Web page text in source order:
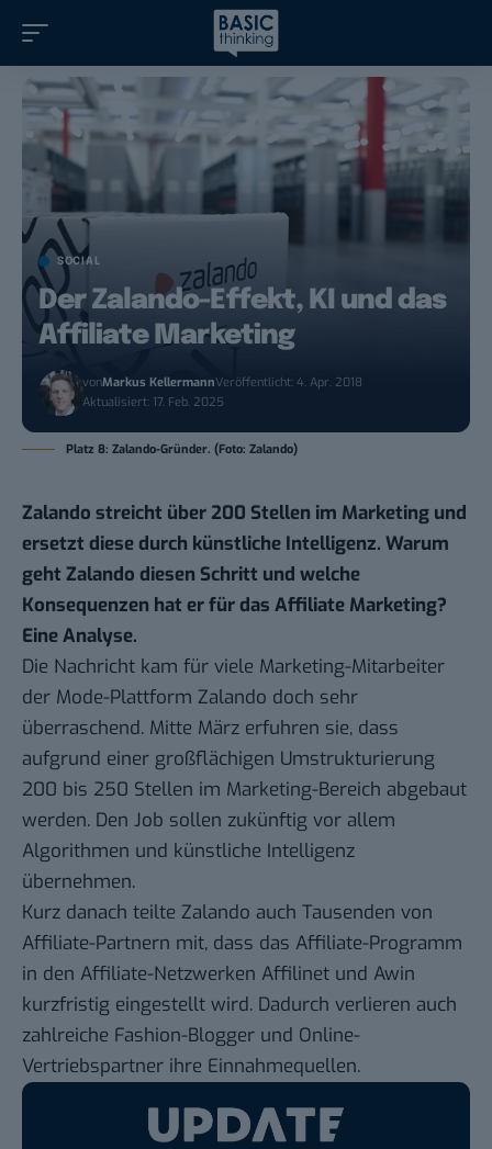
SOCIAL
Der Zalando-Effekt, KI und das
Affiliate Marketing
vonMarkus KellermannVeröffentlicht: 4. Apr. 2018
Aktualisiert: 17. Feb. 2025
Platz 8: Zalando-Gründer. (Foto: Zalando)
Zalando streicht über 200 Stellen im Marketing und
ersetzt diese durch künstliche Intelligenz. Warum
geht Zalando diesen Schritt und welche
Konsequenzen hat er für das Affiliate Marketing?
Eine Analyse.
Die Nachricht kam für viele Marketing-Mitarbeiter
der Mode-Plattform Zalando doch sehr
überraschend. Mitte März erfuhren sie, dass
aufgrund einer großflächigen Umstrukturierung
200 bis 250 Stellen im Marketing-Bereich abgebaut
werden. Den Job sollen zukünftig vor allem
Algorithmen und künstliche Intelligenz
übernehmen.
Kurz danach teilte Zalando auch Tausenden von
Affiliate-Partnern mit, dass das Affiliate-Programm
in den Affiliate-Netzwerken Affilinet und Awin
kurzfristig eingestellt wird. Dadurch verlieren auch
zahlreiche Fashion-Blogger und Online-
Vertriebspartner ihre Einnahmequellen.